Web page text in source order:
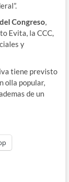
Congreso,
Evita, la CCC,
y
tiene previsto
olla popular,
de un